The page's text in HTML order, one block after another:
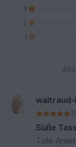
3
2
1
waltraud-
Süße
Tolle